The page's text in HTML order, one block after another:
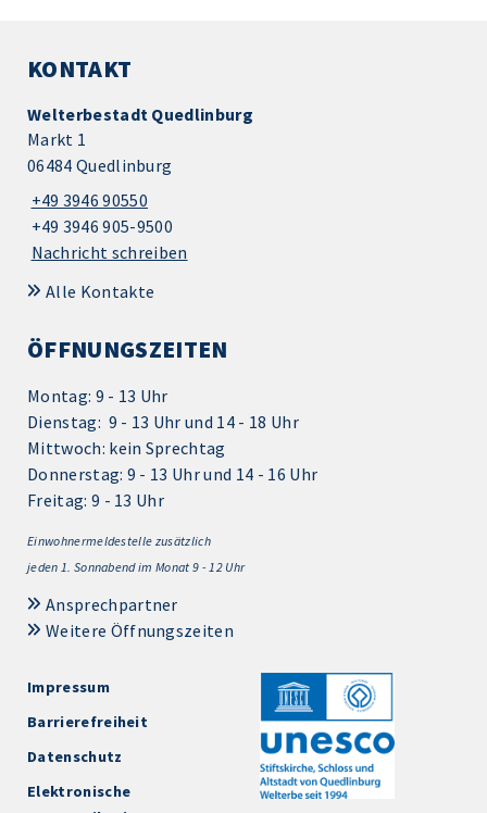
KONTAKT
Welterbestadt Quedlinburg
Markt 1
06484 Quedlinburg
+49 3946 90550
+49 3946 905-9500
Nachricht schreiben
Alle Kontakte
ÖFFNUNGSZEITEN
Montag: 9 - 13 Uhr
Dienstag: 9 - 13 Uhr und 14 - 18 Uhr
Mittwoch: kein Sprechtag
Donnerstag: 9 - 13 Uhr und 14 - 16 Uhr
Freitag: 9 - 13 Uhr
Einwohnermeldestelle zusätzlich
jeden 1. Sonnabend im Monat 9 - 12 Uhr
Ansprechpartner
Weitere Öffnungszeiten
Impressum
Barrierefreiheit
Datenschutz
Elektronische